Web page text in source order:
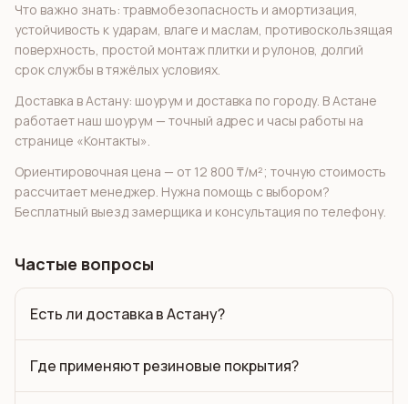
Что важно знать: травмобезопасность и амортизация,
устойчивость к ударам, влаге и маслам, противоскользящая
поверхность, простой монтаж плитки и рулонов, долгий
срок службы в тяжёлых условиях.
Доставка в Астану: шоурум и доставка по городу. В Астане
работает наш шоурум — точный адрес и часы работы на
странице «Контакты».
Ориентировочная цена — от 12 800 ₸/м²; точную стоимость
рассчитает менеджер. Нужна помощь с выбором?
Бесплатный выезд замерщика и консультация по телефону.
Частые вопросы
Есть ли доставка в Астану?
Где применяют резиновые покрытия?